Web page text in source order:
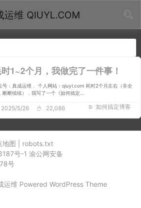
运维 QIUYL.COM
1~2个月，我做完了一件事！
号：真成运维 、个人网站：qiuyl.com 耗时2个月左右（非全
断断续续），我写了一个《如何搞定…
如何搞定博客
2025/5/26 22,086
地图
robots.txt
号-1 渝公网安备
号
运维 Powered WordPressTheme